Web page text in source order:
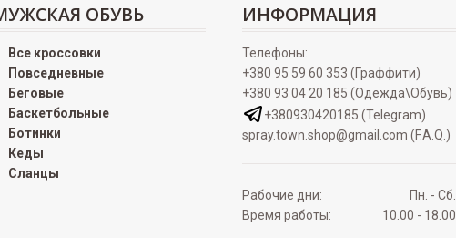
ОБУВЬ
Все кроссовки
Повседневные
Беговые
Баскетбольные
Ботинки
Кеды
Сланцы
ИНФОРМАЦИЯ
Телефоны:
+380 95 59 60 353 (Граффити)
+380 93 04 20 185 (Одежда\Обувь)
+380930420185 (Telegram)
spray.town.shop@gmail.com (F.A.Q.)
Рабочие дни:
Пн. - Сб.
Время работы:
10.00 - 18.00